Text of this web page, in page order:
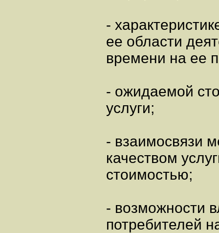
-
ее области
времени на ее
- ожидаемой
услуги;
- взаимосвязи
качеством
стоимостью;
- возможности
потребителей